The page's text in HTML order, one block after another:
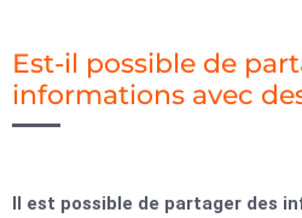
Est-il possible de
informations avec
Il est possible de partager des